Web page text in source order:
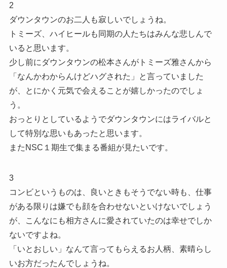
2
ダウンタウンのお二人も寂しいでしょうね。
トミーズ、ハイヒールも同期の人たちはみんな悲しんで
いると思います。
少し前にダウンタウンの松本さんがトミーズ雅さんから
「なんかわからんけどハグされた」と言っていました
が、とにかく元気で会えることが嬉しかったのでしょ
う。
おっとりとしているようでダウンタウンにはライバルと
して特別な思いもあったと思います。
またNSC１期生で集まる番組が見たいです。
3
コンビというものは、良いときもそうでない時も、仕事
がある限りは嫌でも顔を合わせないといけないでしょう
が、こんなにも相方さんに愛されていたのは幸せでしか
ないですよね。
「いとおしい」なんて言ってもらえるお人柄、素晴らし
いお方だったんでしょうね。